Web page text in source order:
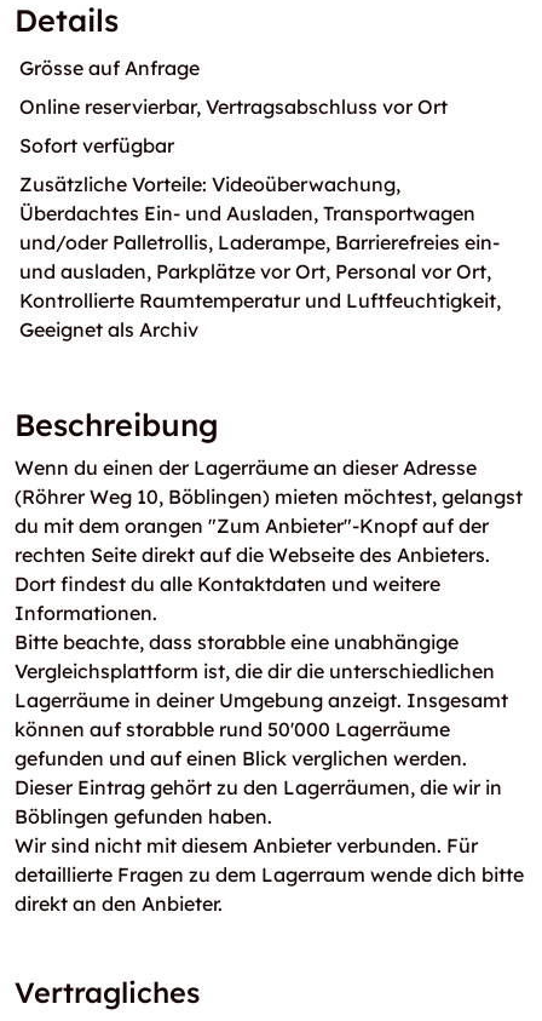
Details
Grösse auf Anfrage
Online reservierbar, Vertragsabschluss vor Ort
Sofort verfügbar
Zusätzliche Vorteile: Videoüberwachung,
Überdachtes Ein- und Ausladen, Transportwagen
und/oder Palletrollis, Laderampe, Barrierefreies ein-
und ausladen, Parkplätze vor Ort, Personal vor Ort,
Kontrollierte Raumtemperatur und Luftfeuchtigkeit,
Geeignet als Archiv
Beschreibung
Wenn du einen der Lagerräume an dieser Adresse
(Röhrer Weg 10, Böblingen) mieten möchtest, gelangst
du mit dem orangen "Zum Anbieter"-Knopf auf der
rechten Seite direkt auf die Webseite des Anbieters.
Dort findest du alle Kontaktdaten und weitere
Informationen.
Bitte beachte, dass storabble eine unabhängige
Vergleichsplattform ist, die dir die unterschiedlichen
Lagerräume in deiner Umgebung anzeigt. Insgesamt
können auf storabble rund 50'000 Lagerräume
gefunden und auf einen Blick verglichen werden.
Dieser Eintrag gehört zu den Lagerräumen, die wir in
Böblingen gefunden haben.
Wir sind nicht mit diesem Anbieter verbunden. Für
detaillierte Fragen zu dem Lagerraum wende dich bitte
direkt an den Anbieter.
Vertragliches